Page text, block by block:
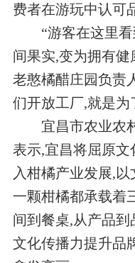
费者在游玩中认可
“游客在这里看
间果实,变为拥有健
老憨橘醋庄园负责
们开放工厂,就是为
宜昌市农业农村
表示,宜昌将屈原
入柑橘产业发展,
一颗柑橘都承载着
间到餐桌,从产品
文化传播力提升品